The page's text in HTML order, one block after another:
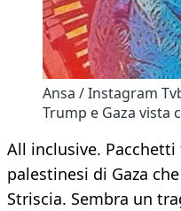
Ansa / Instagram
Trump e Gaza vista
All inclusive.
palestinesi di Gaza
Striscia. Sembra un